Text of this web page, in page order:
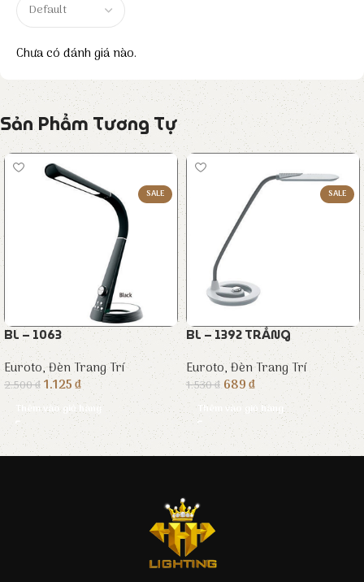
Chưa có đánh giá nào.
Sản Phẩm Tương Tự
SALE
BL – 1063
Euroto,Đèn Trang Trí
2.500₫1.125₫
Thêm vào giỏ hàng
SALE
BL – 1392 TRẮNG
Euroto,Đèn Trang Trí
1.530₫ 689₫
Thêm vào giỏ hàng